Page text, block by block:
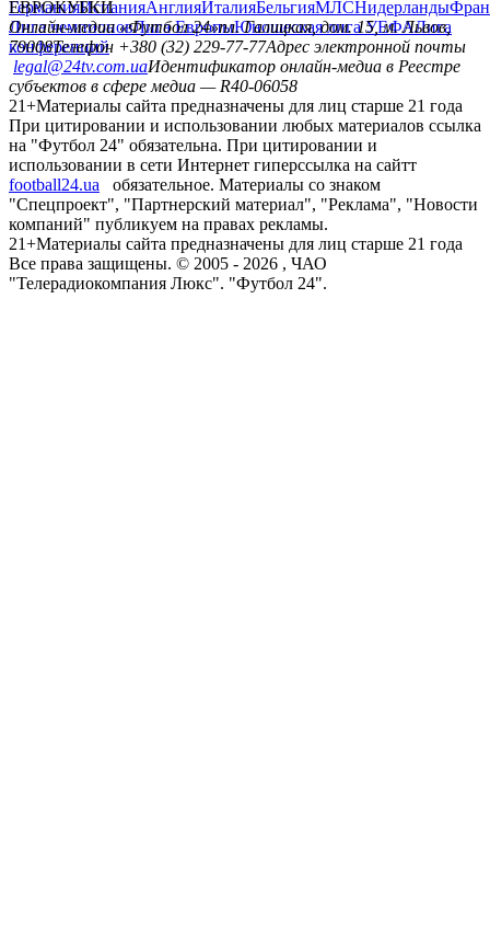
ГерманияИспанияАнглияИталияБельгияМЛСНидерланды
ЕВРОКУБКИ
Лига чемпионовЛига ЕвропыЮношеская лига УЕФАЛига
конференций
Онлайн-медиа «Футбол 24»пл. Галицкая, дом. 15, м. Львов,
79008Телефон +380 (32) 229-77-77Адрес электронной почты
legal@24tv.com.uaИдентификатор онлайн-медиа в Реестре
субъектов в сфере медиа — R40-06058
21+Материалы сайта предназначены для лиц старше 21 года
При цитировании и использовании любых материалов ссылка
на "Футбол 24" обязательна. При цитировании и
использовании в сети Интернет гиперссылка на сайтт
football24.ua
обязательное. Материалы со знаком
"Спецпроект", "Партнерский материал", "Реклама", "Новости
компаний" публикуем на правах рекламы.
21+Материалы сайта предназначены для лиц старше 21 года
Все права защищены. © 2005 - 2026 , ЧАО
"Телерадиокомпания Люкс". "Футбол 24".